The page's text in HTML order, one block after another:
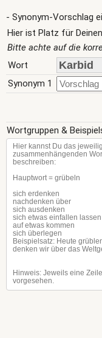
- Synonym-Vorschlag
Hier ist Platz für
Bitte achte auf die
Wort
Synonym 1
Wortgruppen &